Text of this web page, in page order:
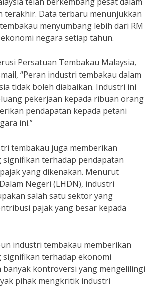
terakhir. Data terbaru menunjukkan
menyumbang lebih dari RM
negara setiap tahun.
Persatuan Tembakau Malaysia,
“Peran industri tembakau dalam
tidak boleh diabaikan. Industri ini
pekerjaan kepada ribuan orang
pendapatan kepada petani
ini.”
tembakau juga memberikan
terhadap pendapatan
yang dikenakan. Menurut
Negeri (LHDN), industri
salah satu sektor yang
pajak yang besar kepada
industri tembakau memberikan
terhadap ekonomi
banyak kontroversi yang mengelilingi
pihak mengkritik industri